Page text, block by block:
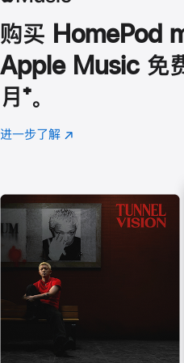
购买 HomePod
Apple Music 免
月 脚
注
⁺。
进一步了解 Apple
(在
口
中
打
开)